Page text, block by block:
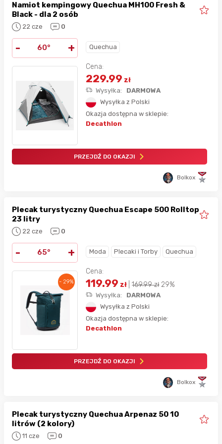
Namiot kempingowy Quechua MH100 Fresh &
Black - dla 2 osób
22 cze 0
- 60° + Quechua
Cena:
229.99 zł
Wysyłka:
DARMOWA
Wysyłka z Polski
Okazja dostępna w sklepie:
Decathlon
PRZEJDŹ DO OKAZJI
Bolkox
Plecak turystyczny Quechua Escape 500 Rolltop
23 litry
22 cze 0
- 65° + Moda Plecaki i Torby Quechua
- 29%
Cena:
119.99 zł 169.99zł 29%
Wysyłka:
DARMOWA
Wysyłka z Polski
Okazja dostępna w sklepie:
Decathlon
PRZEJDŹ DO OKAZJI
Bolkox
Plecak turystyczny Quechua Arpenaz 50 10
litrów (2 kolory)
11 cze 0